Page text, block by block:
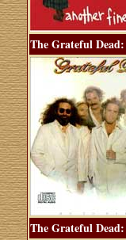
The Grateful
The Grateful